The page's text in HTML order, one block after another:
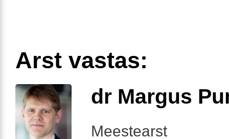
Arst vastas:
dr Margus
Meestearst